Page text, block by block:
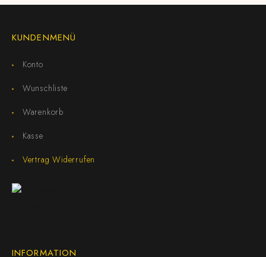
KUNDENMENÜ
Konto
Wunschliste
Warenkorb
Kasse
Vertrag Widerrufen
INFORMATION